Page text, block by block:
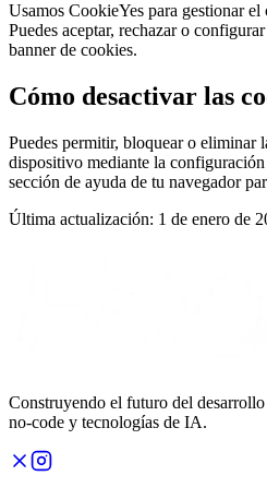
Usamos CookieYes para gestionar
Puedes aceptar, rechazar o
banner de cookies.
Cómo desactivar las
Puedes permitir, bloquear o eliminar
dispositivo mediante la
sección de ayuda de tu navegador
Última actualización: 1 de enero de
Construyendo el futuro del
no-code y tecnologías de IA.